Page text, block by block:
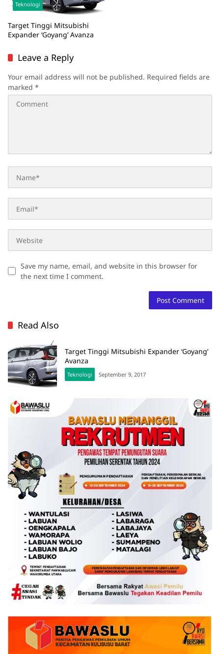
Teknologi
Target Tinggi Mitsubishi
Expander ‘Goyang’ Avanza
Leave a Reply
Your email address will not be published. Required fields are
marked *
Save my name, email, and website in this browser for
the next time I comment.
Read Also
Target Tinggi Mitsubishi Expander ‘Goyang’
Avanza
Teknologi September 9, 2017